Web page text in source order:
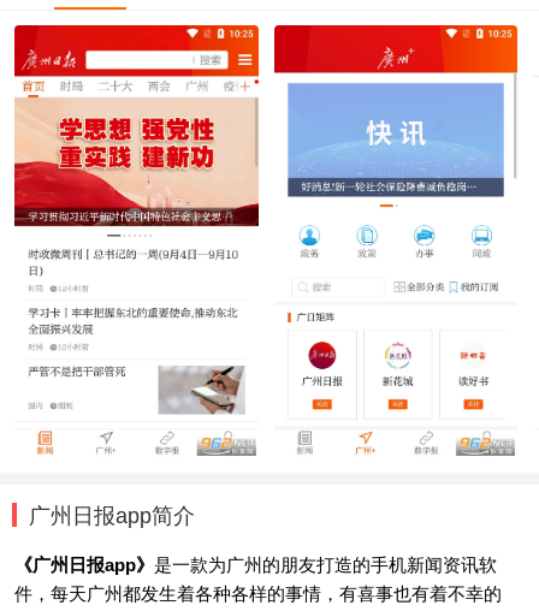
广州日报app简介
《广州日报app》 是一款为广州的朋友打造的手机新闻资讯软
件，每天广州都发生着各种各样的事情，有喜事也有着不幸的